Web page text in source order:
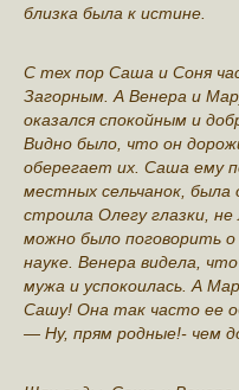
близка была к истине.
С тех пор Саша и Соня
Загорным. А Венера и
оказался спокойным и
Видно было, что он
оберегает их. Саша ему
местных сельчанок, была
строила Олегу глазки,
можно было поговорить
науке. Венера видела,
мужа и успокоилась. А
Сашу! Она так часто ее
— Ну, прям родные!- чем